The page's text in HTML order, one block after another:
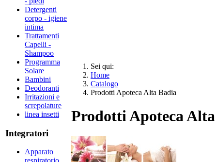
Detergenti
corpo - igiene
intima
Trattamenti
Capelli -
Shampoo
Programma
Solare
Bambini
Deodoranti
Irritazioni e
screpolature
linea insetti
Integratori
Apparato
Sei qui:
Home
Catalogo
Prodotti Apoteca Alta Badia
Prodotti Apoteca